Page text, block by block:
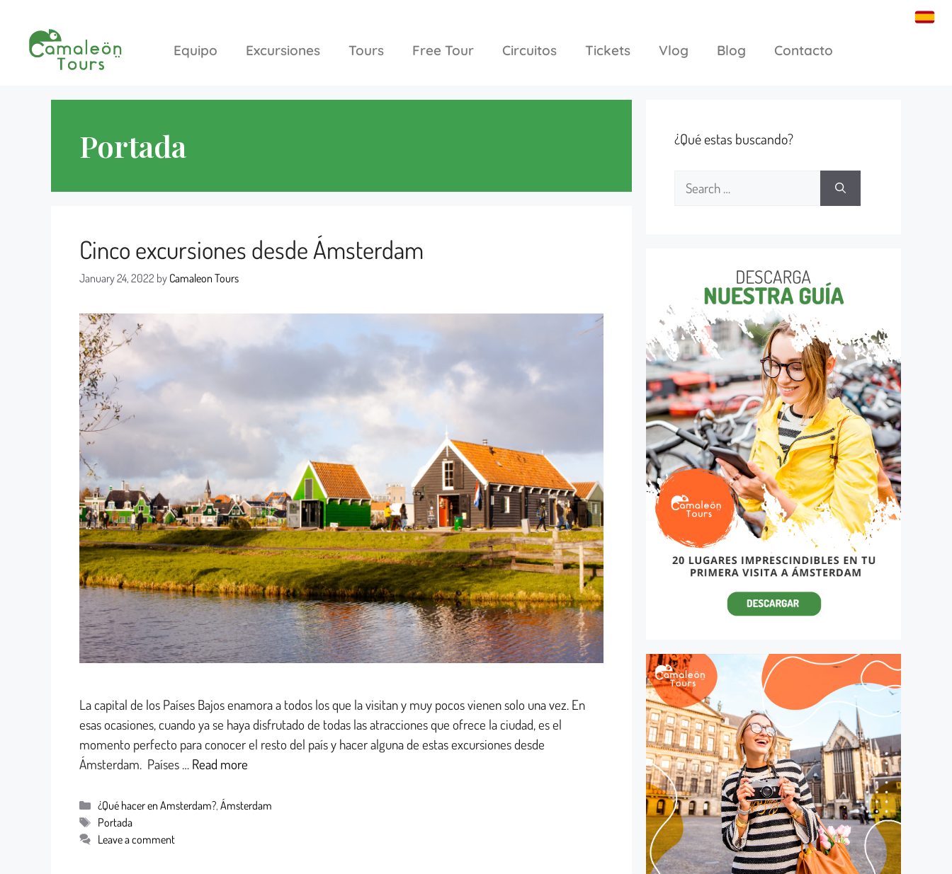
Equipo Excursiones Tours Free Tour Circuitos Tickets Vlog Blog Contacto
Portada
Cinco excursiones desde Ámsterdam
January 24, 2022 byCamaleon Tours
La capital de los Países Bajos enamora a todos los que la visitan y muy pocos vienen solo una vez. En
esas ocasiones, cuando ya se haya disfrutado de todas las atracciones que ofrece la ciudad, es el
momento perfecto para conocer el resto del país y hacer alguna de estas excursiones desde
Ámsterdam. Países … Read more
¿Qué hacer en Amsterdam?,Ámsterdam
Portada
Leave a comment
¿Qué estas buscando?